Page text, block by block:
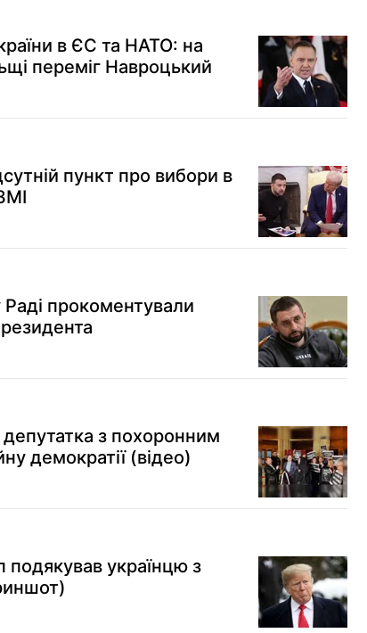
в ЄС та НАТО: на
переміг Навроцький
пункт про вибори в
Раді прокоментували
депутатка з похоронним
демократії (відео)
українцю з